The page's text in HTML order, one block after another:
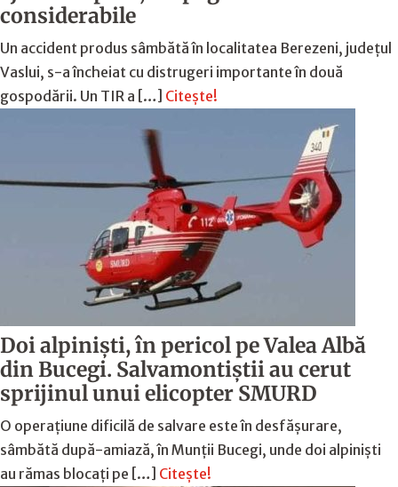
considerabile
Un accident produs sâmbătă în localitatea Berezeni, județul
Vaslui, s-a încheiat cu distrugeri importante în două
gospodării. Un TIR a […] Citește!
Doi alpiniști, în pericol pe Valea Albă
din Bucegi. Salvamontiștii au cerut
sprijinul unui elicopter SMURD
O operațiune dificilă de salvare este în desfășurare,
sâmbătă după-amiază, în Munții Bucegi, unde doi alpiniști
au rămas blocați pe […] Citește!